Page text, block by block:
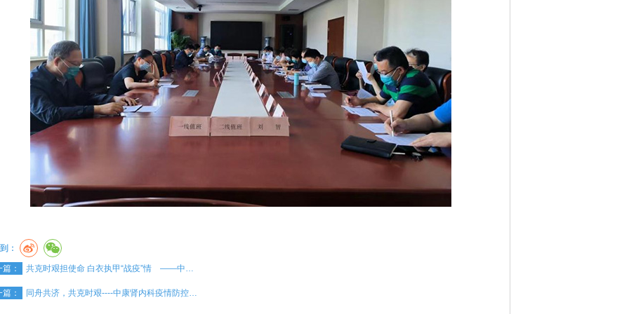
：
： 共克时艰担使命 白衣执甲“战疫”情 ——中…
： 同舟共济，共克时艰----中康肾内科疫情防控…